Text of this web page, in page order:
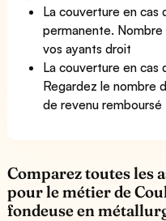
La couverture en cas
permanente. Nombre
vos ayants droit
La couverture en cas
Regardez le nombre
de revenu remboursé
Comparez toutes les
pour le métier de
fondeuse en